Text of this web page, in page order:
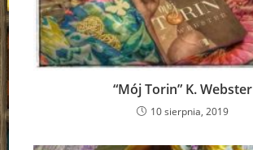
“Mój Torin” K. Webster
10 sierpnia, 2019